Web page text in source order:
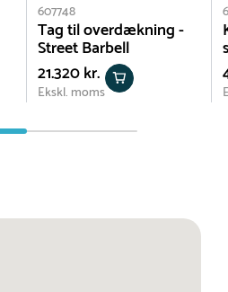
607748
Tag til overdækning -
Street Barbell
21.320 kr.
Ekskl. moms